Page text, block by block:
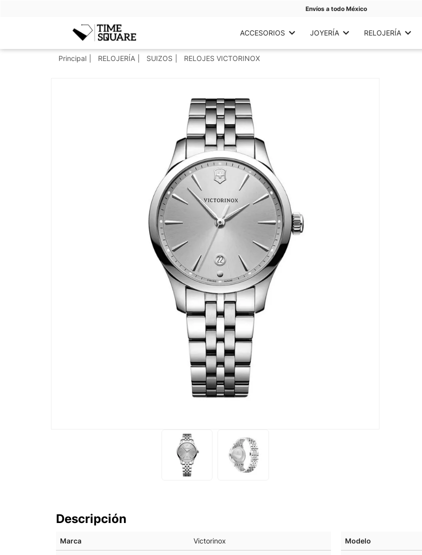
Envíos a todo México
Timesquare ACCESORIOS JOYERÍA RELOJERÍA
Principal RELOJERÍA SUIZOS RELOJES VICTORINOX
Descripción
Marca Victorinox Modelo